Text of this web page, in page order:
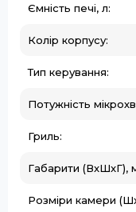
Ємність печі, л:
Колір корпусу:
Тип керування:
Потужність
Гриль:
Габарити (ВxШxГ),
Розміри камери